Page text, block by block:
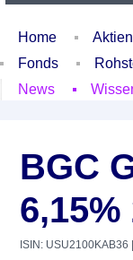
Home Aktien
Fonds
News
BGC
6,15%
ISIN: USU2100KAB36